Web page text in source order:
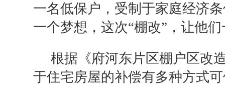
一名低保户，受制于家庭经济
一个梦想，这次“棚改”，让他
根据《府河东片区棚户区改
于住宅房屋的补偿有多种方式